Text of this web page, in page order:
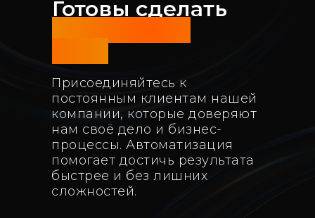
Присоединяйтесь к
постоянным клиентам нашей
компании, которые доверяют
нам своё дело и бизнес-
процессы. Автоматизация
помогает достичь результата
быстрее и без лишних
сложностей.
Готовы сделать